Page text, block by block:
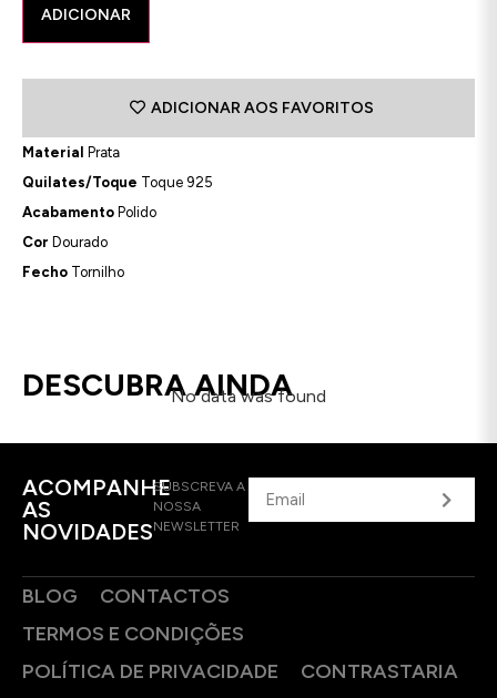
ADICIONAR
ADICIONAR AOS FAVORITOS
Material
Prata
Quilates/Toque Toque 925
Acabamento Polido
Cor Dourado
Fecho Tornilho
DESCUBRA AINDA
No data was found
ACOMPANHE
AS
NOVIDADES
SUBSCREVA A
NOSSA
NEWSLETTER
BLOG
CONTACTOS
TERMOS E CONDIÇÕES
POLÍTICA DE PRIVACIDADE
CONTRASTARIA